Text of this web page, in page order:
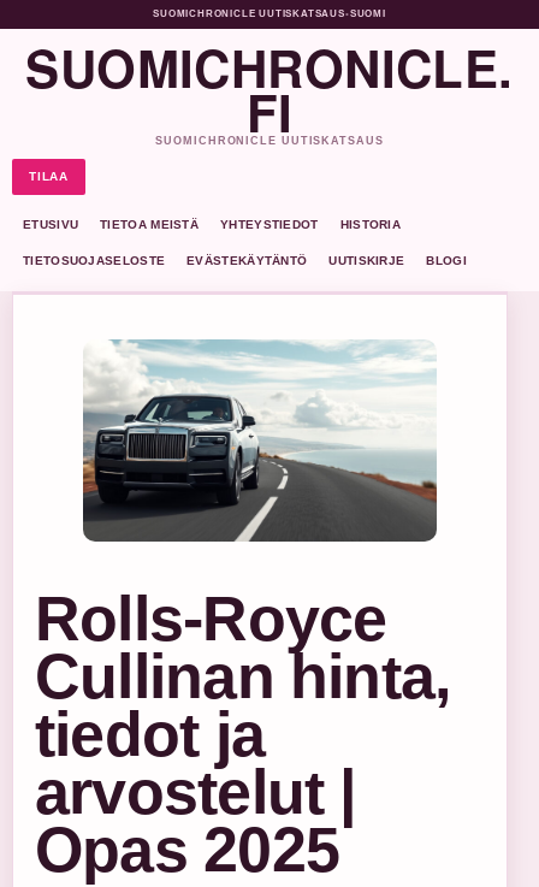
SUOMICHRONICLE UUTISKATSAUS•SUOMI
SUOMICHRONICLE.
FI
SUOMICHRONICLE UUTISKATSAUS
TILAA
ETUSIVU TIETOA MEISTÄ YHTEYSTIEDOT HISTORIA
TIETOSUOJASELOSTE EVÄSTEKÄYTÄNTÖ UUTISKIRJE BLOGI
Rolls-Royce
Cullinan hinta,
tiedot ja
arvostelut |
Opas 2025